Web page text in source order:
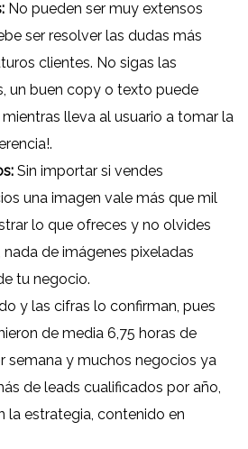
No pueden ser muy extensos
ser resolver las dudas más
clientes. No sigas las
un buen copy o texto puede
lleva al usuario a tomar la
Sin importar si vendes
una imagen vale más que mil
lo que ofreces y no olvides
de imágenes pixeladas
tu negocio.
y las cifras lo confirman, pues
de media 6,75 horas de
semana y muchos negocios ya
de leads cualificados por año,
la estrategia, contenido en